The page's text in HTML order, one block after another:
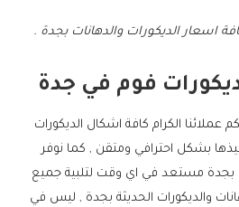
اسعار الديكورات والدهانات بجدة .
فوم في جدة
عملائنا الكرام كافة اشكال الديكورات
بشكل احترافي ومتقن , كما نوفر
بجدة مستعد في اي وقت لتلبية جميع
والديكورات الحديثة بجدة , ليس في